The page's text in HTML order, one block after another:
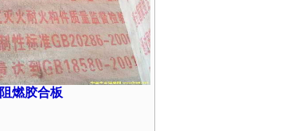
阻燃胶合板